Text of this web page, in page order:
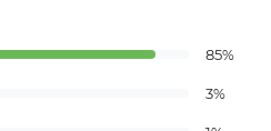
85%
3%